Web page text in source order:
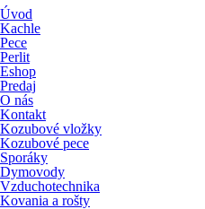
Úvod
Kachle
Pece
Perlit
Eshop
Predaj
O nás
Kontakt
Kozubové vložky
Kozubové pece
Sporáky
Dymovody
Vzduchotechnika
Kovania a rošty